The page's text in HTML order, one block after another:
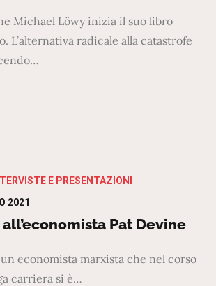
Michael Löwy inizia il suo libro
L’alternativa radicale alla catastrofe
E PRESENTAZIONI
2021
Pat Devine
economista marxista che nel corso
carriera si è…